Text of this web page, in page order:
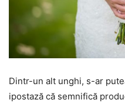
Dintr-un alt unghi, s-ar
ipostază că semnifică